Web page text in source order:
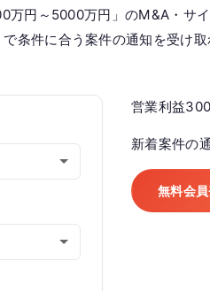
万円～5000万円」のM&A・サ
条件に合う案件の通知を受け取
営業利益
新着案件の
無料会